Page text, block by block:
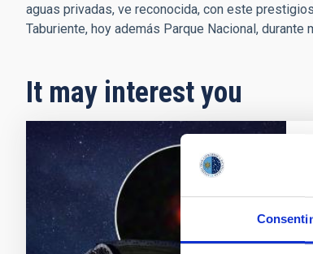
aguas privadas, ve reconocida, con este
Taburiente, hoy además Parque Nacional, durante
It may interest you